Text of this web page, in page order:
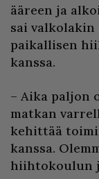
ääreen ja
sai valkolakin
paikallisen
kanssa.
– Aika paljon
matkan
kehittää
kanssa.
hiihtokoulun